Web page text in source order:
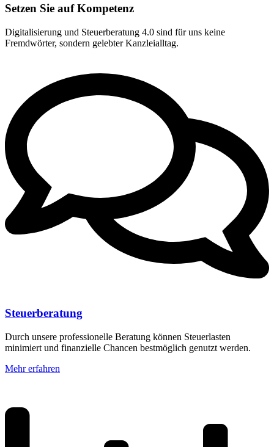
Setzen Sie auf Kompetenz
Digitalisierung und Steuerberatung 4.0 sind für uns keine
Fremdwörter, sondern gelebter Kanzleialltag.
Steuerberatung
Durch unsere professionelle Beratung können Steuerlasten
minimiert und finanzielle Chancen bestmöglich genutzt werden.
Mehr erfahren